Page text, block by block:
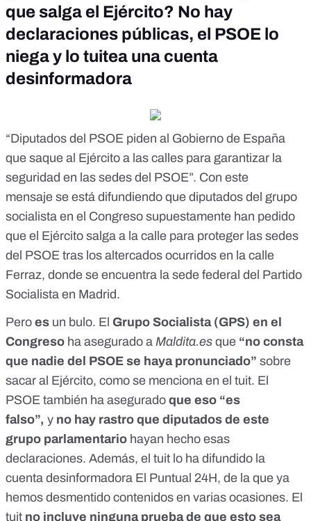
que salga el Ejército? No hay
declaraciones públicas, el PSOE lo
niega y lo tuitea una cuenta
desinformadora
“Diputados del PSOE piden al Gobierno de España
que saque al Ejército a las calles para garantizar la
seguridad en las sedes del PSOE”. Con este
mensaje se está difundiendo que diputados del grupo
socialista en el Congreso supuestamente han pedido
que el Ejército salga a la calle para proteger las sedes
del PSOE tras los altercados ocurridos en la calle
Ferraz, donde se encuentra la sede federal del Partido
Socialista en Madrid.
Pero es un bulo. El Grupo Socialista (GPS) en el
Congreso ha asegurado a Maldita.es que “no consta
que nadie del PSOE se haya pronunciado” sobre
sacar al Ejército, como se menciona en el tuit. El
PSOE también ha asegurado que eso “es
falso”, y no hay rastro que diputados de este
grupo parlamentario hayan hecho esas
declaraciones. Además, el tuit lo ha difundido la
cuenta desinformadora El Puntual 24H, de la que ya
hemos desmentido contenidos en varias ocasiones. El
tuit no incluye ninguna prueba de que esto sea